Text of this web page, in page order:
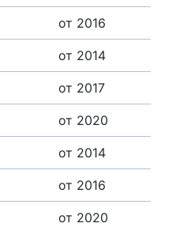
от 2016
от 2014
от 2017
от 2020
от 2014
от 2016
от 2020